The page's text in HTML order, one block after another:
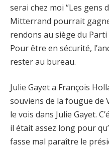
serai chez moi “Les gens
Mitterrand pourrait
rendons au siège du
Pour être en sécurité,
rester au bureau.
Julie Gayet a François
souviens de la fougue de
le vois dans Julie Gayet.
il était assez long pour
fasse mal paraître le